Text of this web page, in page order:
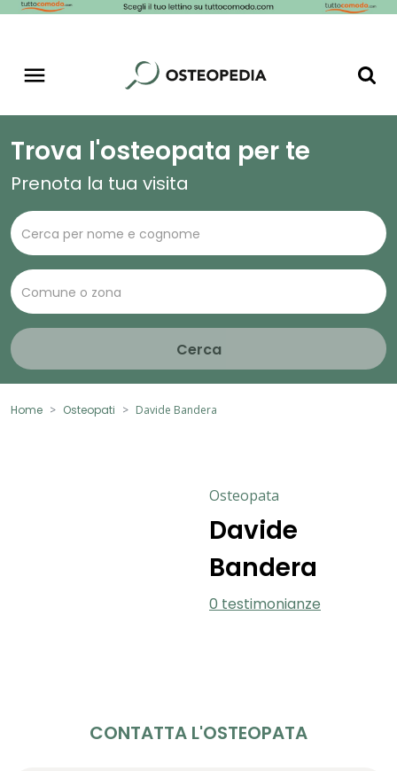
Trova l'osteopata per te
Prenota la tua visita
Cerca
Home Osteopati Davide Bandera
Osteopata
Davide
Bandera
0 testimonianze
CONTATTA L'OSTEOPATA